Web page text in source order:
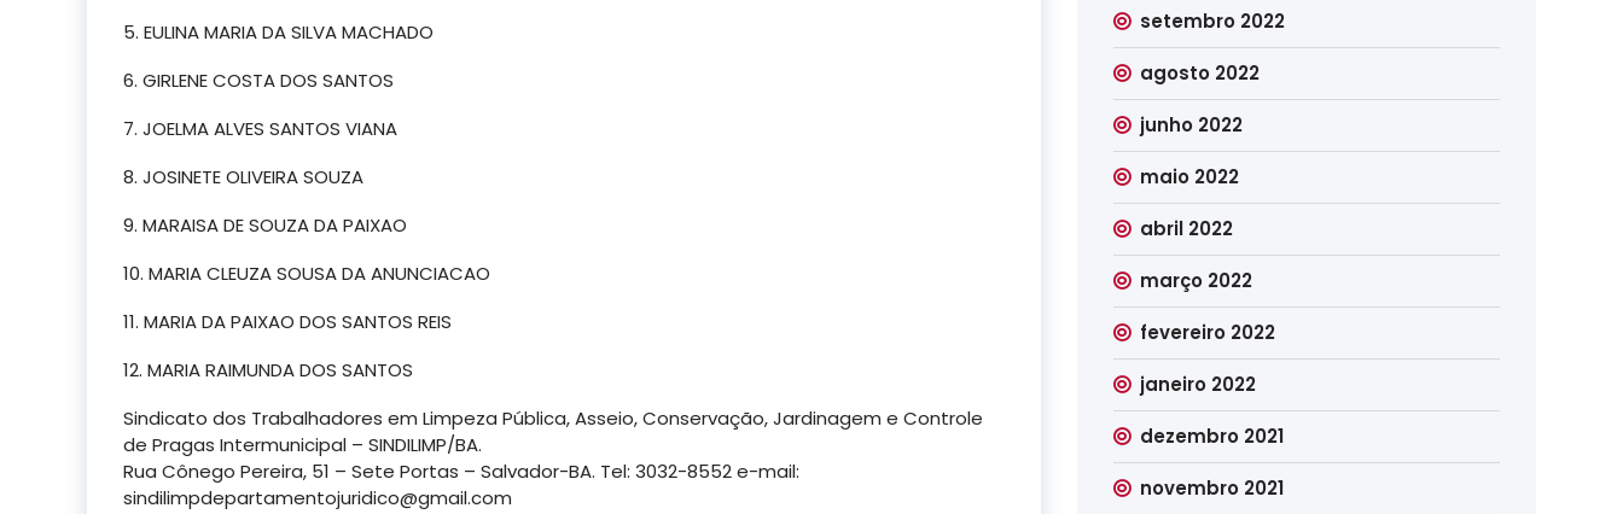
5. EULINA MARIA DA SILVA MACHADO
6. GIRLENE COSTA DOS SANTOS
7. JOELMA ALVES SANTOS VIANA
8. JOSINETE OLIVEIRA SOUZA
9. MARAISA DE SOUZA DA PAIXAO
10. MARIA CLEUZA SOUSA DA ANUNCIACAO
11. MARIA DA PAIXAO DOS SANTOS REIS
12. MARIA RAIMUNDA DOS SANTOS
Sindicato dos Trabalhadores em Limpeza Pública, Asseio, Conservação, Jardinagem e Controle
de Pragas Intermunicipal – SINDILIMP/BA.
Rua Cônego Pereira, 51 – Sete Portas – Salvador-BA. Tel: 3032-8552 e-mail:
sindilimpdepartamentojuridico@gmail.com
setembro 2022
agosto 2022
junho 2022
maio 2022
abril 2022
março 2022
fevereiro 2022
janeiro 2022
dezembro 2021
novembro 2021